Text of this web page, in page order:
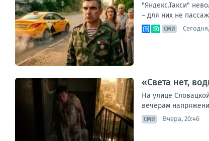
"Яндекс.Такси"
– для них не
СМИ
«Света нет,
На улице
вечерам
СМИ Вчера, 20:46